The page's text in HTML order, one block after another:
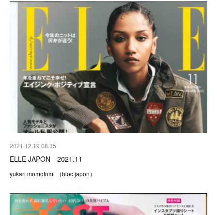
2021.12.19 08:35
ELLE JAPON 2021.11
yukari momotomi （bloc japon）